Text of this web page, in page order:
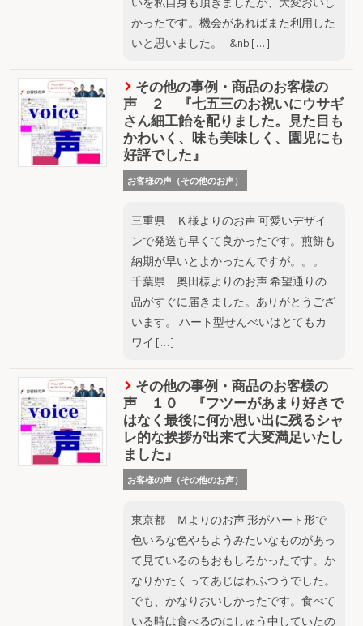
かったです。機会があればまた利用した
いと思いました。 &nb […]
その他の事例・商品のお客様の
声 ２ 『七五三のお祝いにウサギ
さん細工飴を配りました。見た目も
かわいく、味も美味しく、園児にも
好評でした』
お客様の声（その他のお声）
三重県 Ｋ様よりのお声 可愛いデザイ
ンで発送も早くて良かったです。煎餅も
納期が早いとよかったんですが。。。
千葉県 奥田様よりのお声 希望通りの
品がすぐに届きました。ありがとうござ
います。 ハート型せんべいはとてもカ
ワイ […]
その他の事例・商品のお客様の
声 １０ 『フツーがあまり好きで
はなく最後に何か思い出に残るシャ
レ的な挨拶が出来て大変満足いたし
ました』
お客様の声（その他のお声）
東京都 Ｍよりのお声 形がハート形で
色いろな色やもようみたいなものがあっ
て見ているのもおもしろかったです。か
なりかたくってあじはわふつうでした。
でも、かなりおいしかったです。食べて
いる時は食べるのにしゅう中していたの